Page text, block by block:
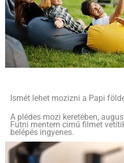
Ismét lehet mozizni a Papi
A plédes mozi keretében,
Futni mentem című filmet
belépés ingyenes.